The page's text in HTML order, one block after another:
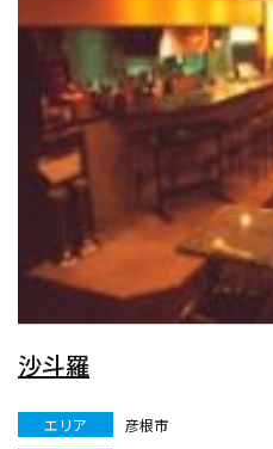
沙斗羅
エリア
彦根市